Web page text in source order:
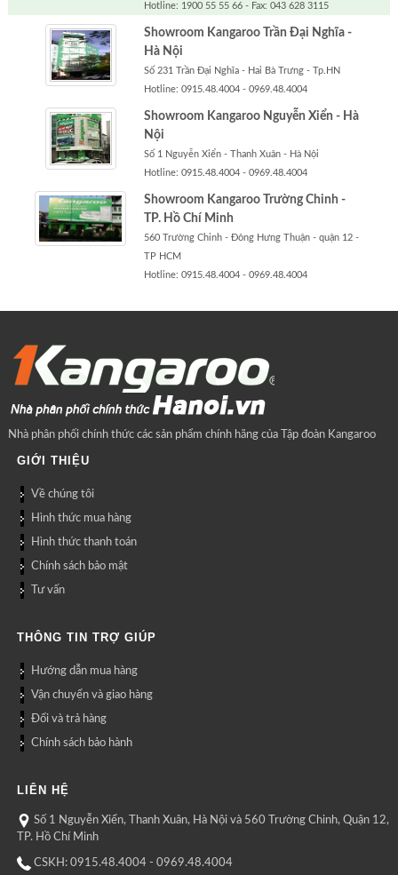
Hotline: 1900 55 55 66 - Fax: 043 628 3115
Showroom Kangaroo Trần Đại Nghĩa -
Hà Nội
Số 231 Trần Đại Nghĩa - Hai Bà Trưng - Tp.HN
Hotline: 0915.48.4004 - 0969.48.4004
Showroom Kangaroo Nguyễn Xiển - Hà
Nội
Số 1 Nguyễn Xiển - Thanh Xuân - Hà Nội
Hotline: 0915.48.4004 - 0969.48.4004
Showroom Kangaroo Trường Chinh -
TP. Hồ Chí Minh
560 Trường Chinh - Đông Hưng Thuận - quận 12 -
TP HCM
Hotline: 0915.48.4004 - 0969.48.4004
Nhà phân phối chính thức các sản phẩm chính hãng của Tập đoàn Kangaroo
GIỚI THIỆU
Về chúng tôi
Hình thức mua hàng
Hình thức thanh toán
Chính sách bảo mật
Tư vấn
THÔNG TIN TRỢ GIÚP
Hướng dẫn mua hàng
Vận chuyển và giao hàng
Đổi và trả hàng
Chính sách bảo hành
LIÊN HỆ
Số 1 Nguyễn Xiển, Thanh Xuân, Hà Nội và 560 Trường Chinh, Quận 12,
TP. Hồ Chí Minh
CSKH: 0915.48.4004 - 0969.48.4004